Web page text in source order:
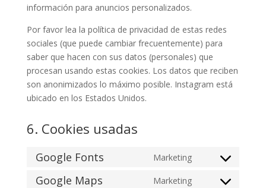
información para anuncios personalizados.
Por favor lea la política de privacidad de estas redes
sociales (que puede cambiar frecuentemente) para
saber que hacen con sus datos (personales) que
procesan usando estas cookies. Los datos que reciben
son anonimizados lo máximo posible. Instagram está
ubicado en los Estados Unidos.
6. Cookies usadas
Google Fonts Marketing
Consent
Google Maps Marketing